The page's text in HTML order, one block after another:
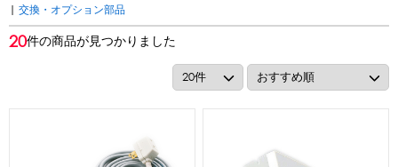
トッピング・製菓材料
練乳・コンデンスミルク
白玉もち・わらび餅
会員登録内容変更
当サイトについて
| 交換・オプション部品
20件の商品が見つかりました